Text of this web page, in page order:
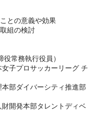
との意義や効果
組の検討
常務執行役員）
子プロサッカーリーグ チ
本部ダイバーシティ推進部
財開発本部タレントディベ